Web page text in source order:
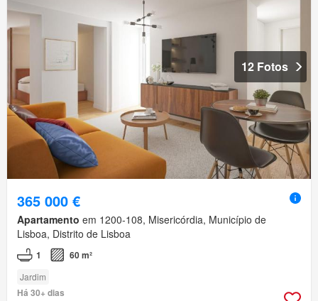
12 Fotos
365 000 €
Apartamento em 1200-108, Misericórdia, Município de
Lisboa, Distrito de Lisboa
1 60 m²
Jardim
Há 30+ dias